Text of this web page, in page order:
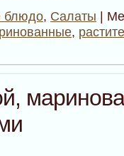
блюдо, Салаты |
,